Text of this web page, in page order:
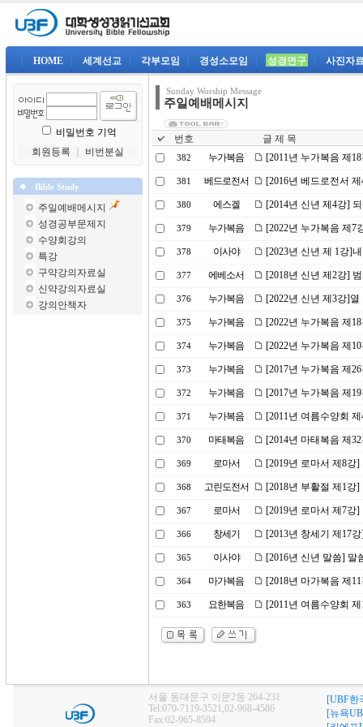
HOME 세계선교 각부모임 경성소모임 성경연구 사진자
비밀번호 기억
회원등록
비번분실
Bible Study
주일예배메시지
성경공부문제지
수양회강의
특강
구약강의자료실
신약강의자료실
강의안책자
Sunday Worship Message
주일예배메시지
번호 글 제 목
382 누가복음 [2011년 누가복음 제
381 베드로전서 [2016년 베드로전서
380 에스겔 [2014년 신년 제4강]
379 누가복음 [2022년 누가복음 제7
378 이사야 [2023년 신년 제 1강]
377 에베소서 [2018년 신년 제2강]
376 누가복음 [2022년 신년 제3강]
375 누가복음 [2022년 누가복음 제
374 누가복음 [2022년 누가복음 제
373 누가복음 [2017년 누가복음 제
372 누가복음 [2017년 누가복음 제
371 누가복음 [2011년 여름수양회
370 마태복음 [2014년 마태복음 제
369 로마서 [2019년 로마서 제8강
368 고린도전서 [2018년 부활절 제1강
367 로마서 [2019년 로마서 제7강
366 창세기 [2013년 창세기 제17
365 이사야 [2016년 신년 말씀] 말
364 마가복음 [2018년 마가복음 제
363 요한복음 [2011년 여름수양회
서울 동대문구 이문2동 264-231
Tel:070-7119-3521,02-968-4586
Fax:02-965-8594
[UBF한
[뉴욕